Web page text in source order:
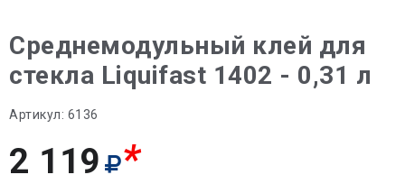
Среднемодульный клей для
стекла Liquifast 1402 - 0,31 л
Артикул: 6136
2 119 *